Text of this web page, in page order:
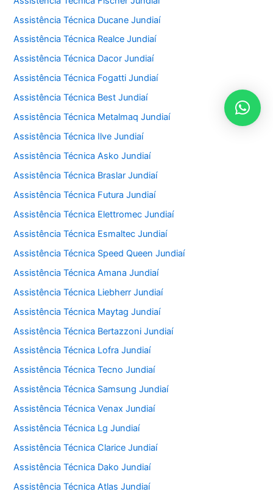
Assistência Técnica Ducane Jundiaí
Assistência Técnica Realce Jundiaí
Assistência Técnica Dacor Jundiaí
Assistência Técnica Fogatti Jundiaí
Assistência Técnica Best Jundiaí
Assistência Técnica Metalmaq Jundiaí
Assistência Técnica Ilve Jundiaí
Assistência Técnica Asko Jundiaí
Assistência Técnica Braslar Jundiaí
Assistência Técnica Futura Jundiaí
Assistência Técnica Elettromec Jundiaí
Assistência Técnica Esmaltec Jundiaí
Assistência Técnica Speed Queen Jundiaí
Assistência Técnica Amana Jundiaí
Assistência Técnica Liebherr Jundiaí
Assistência Técnica Maytag Jundiaí
Assistência Técnica Bertazzoni Jundiaí
Assistência Técnica Lofra Jundiaí
Assistência Técnica Tecno Jundiaí
Assistência Técnica Samsung Jundiaí
Assistência Técnica Venax Jundiaí
Assistência Técnica Lg Jundiaí
Assistência Técnica Clarice Jundiaí
Assistência Técnica Dako Jundiaí
Assistência Técnica Atlas Jundiaí